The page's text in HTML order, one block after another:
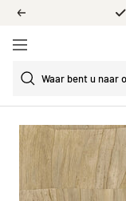
naar
content
Vorige
Navigatie